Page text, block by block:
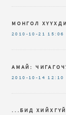
МОНГОЛ
2010-10-21 15:06
АМАЙ:
2010-10-14 12:10
...БИД